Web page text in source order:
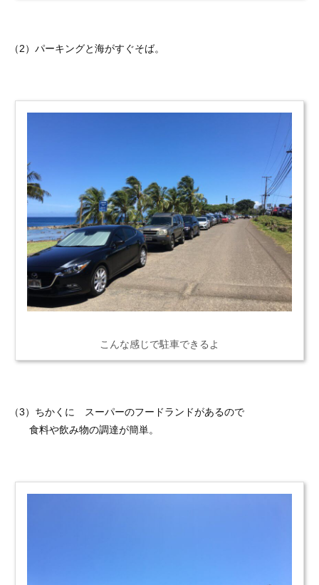
（2）パーキングと海がすぐそば。
こんな感じで駐車できるよ
（3）ちかくに スーパーのフードランドがあるので
食料や飲み物の調達が簡単。